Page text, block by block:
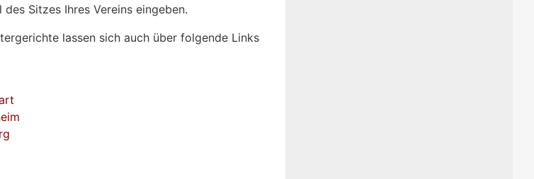
Sitzes Ihres Vereins eingeben.
lassen sich auch über folgende Links